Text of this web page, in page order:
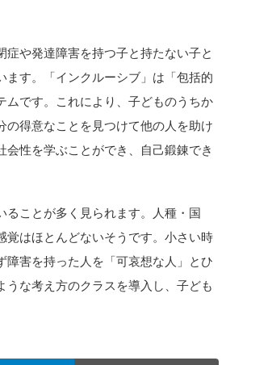
や発達障害を持つ子と持たない子と
す。「インクルーシブ」は「包括的
ムです。これにより、子どものうちか
得意なことを見つけて他の人を助け
性を学ぶことができ、自己鍛錬でき
ことが多く見られます。人種・国
覚はほとんどないそうです。小さい時
害を持った人を「可哀想な人」とひ
な考え方のクラスを導入し、子ども